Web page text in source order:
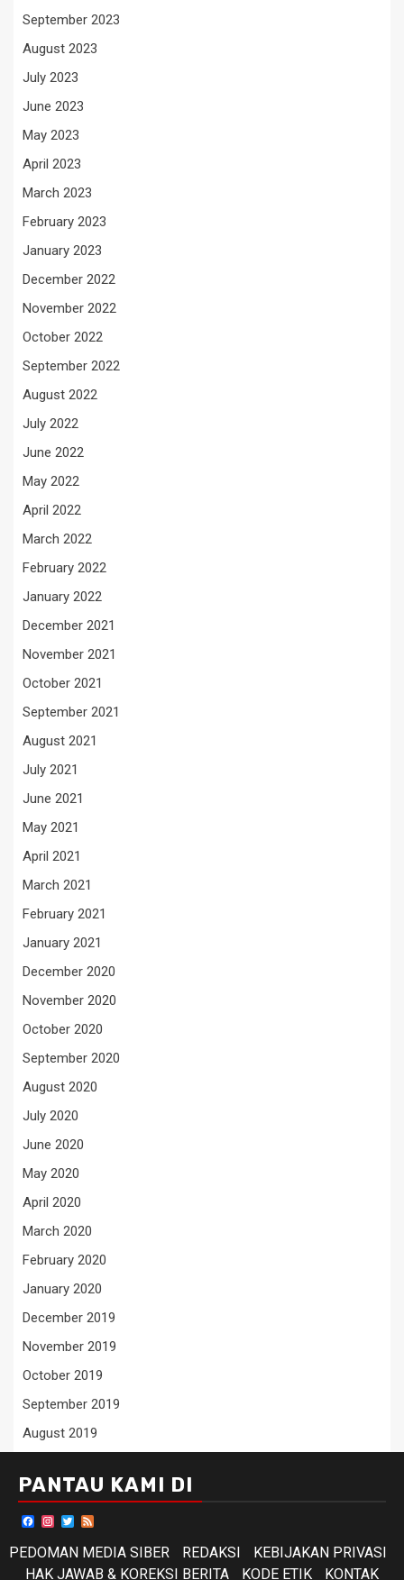
September 2023
August 2023
July 2023
June 2023
May 2023
April 2023
March 2023
February 2023
January 2023
December 2022
November 2022
October 2022
September 2022
August 2022
July 2022
June 2022
May 2022
April 2022
March 2022
February 2022
January 2022
December 2021
November 2021
October 2021
September 2021
August 2021
July 2021
June 2021
May 2021
April 2021
March 2021
February 2021
January 2021
December 2020
November 2020
October 2020
September 2020
August 2020
July 2020
June 2020
May 2020
April 2020
March 2020
February 2020
January 2020
December 2019
November 2019
October 2019
September 2019
August 2019
PANTAU KAMI DI
Facebook
Instagram
Twitter
PEDOMAN MEDIA SIBER
REDAKSI
KEBIJAKAN PRIVASI
HAK JAWAB & KOREKSI BERITA
KODE ETIK KONTAK